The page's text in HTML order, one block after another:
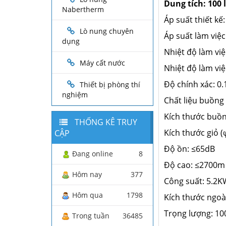
Dung tích: 100
Áp suất thiết
Áp suất làm
Nhiệt độ làm
Nhiệt độ làm
Độ chính xác:
Chất liệu buồng
Kích thước
Kích thước giỏ
Độ ồn: ≤65dB
Độ cao: ≤2700m
Công suất:
Kích thước
Trọng lượng:
Nabertherm
Lò nung chuyên
dụng
Máy cất nước
Thiết bị phòng thí
nghiệm
THỐNG KÊ TRUY
CẬP
Đang online 8
Hôm nay 377
Hôm qua 1798
Trong tuần 36485